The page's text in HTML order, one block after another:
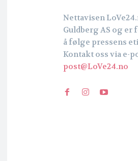
Nettavisen
Guldberg AS og
å følge pressens
Kontakt oss via e-
post@LoVe24.no